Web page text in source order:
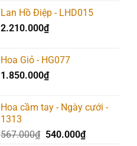
Lan Hồ Điệp - LHD015
2.210.000₫
Hoa Giỏ - HG077
1.850.000₫
Hoa cầm tay - Ngày cưới -
1313
567.000₫ Giá
540.000₫Giá